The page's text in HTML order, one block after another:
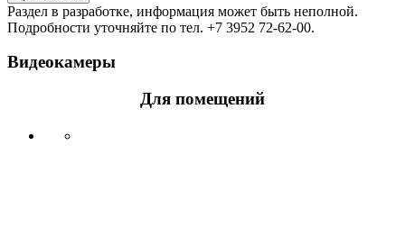
Раздел в разработке, информация может быть неполной.
Подробности уточняйте по тел. +7 3952 72-62-00.
Видеокамеры
Для помещений